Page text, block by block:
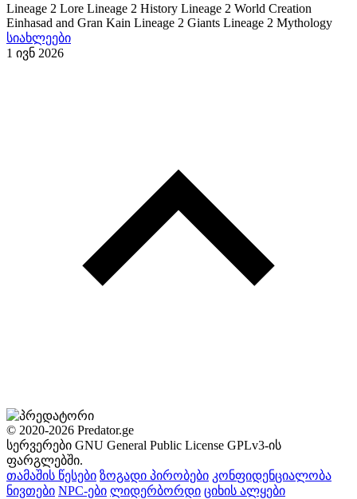
Lineage 2 Lore Lineage 2 History Lineage 2 World Creation
Einhasad and Gran Kain Lineage 2 Giants Lineage 2 Mythology
სიახლეები
1 ივნ 2026
© 2020-2026 Predator.ge
სერვერები GNU General Public License GPLv3-ის
ფარგლებში.
თამაშის წესები ზოგადი პირობები კონფიდენციალობა
ნივთები NPC-ები ლიდერბორდი ციხის ალყები